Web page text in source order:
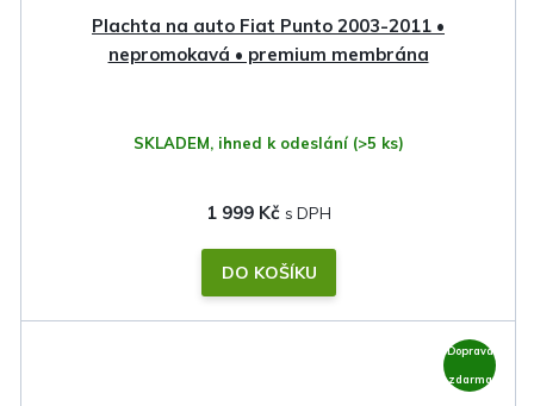
Plachta na auto Fiat Punto 2003-2011 •
nepromokavá • premium membrána
SKLADEM, ihned k odeslání (>5 ks)
1 999 Kč
DO KOŠÍKU
Doprava
zdarma